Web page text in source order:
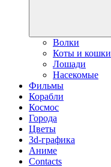
Волки
Коты и кошки
Лошади
Насекомые
Фильмы
Корабли
Космос
Города
Цветы
3d-графика
Аниме
Contacts